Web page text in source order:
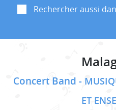
Rechercher aussi
Concert Band
ET